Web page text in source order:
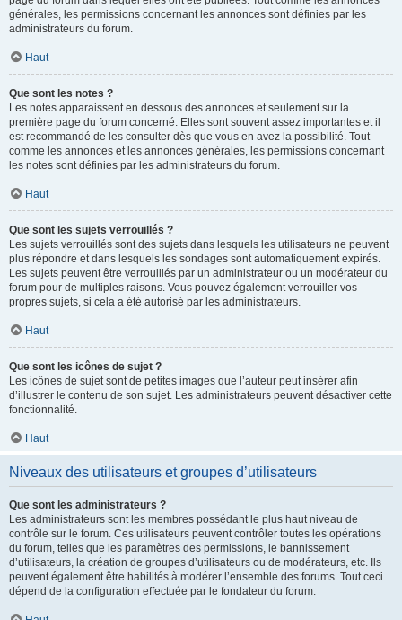
générales, les permissions concernant les annonces sont définies par les
administrateurs du forum.
Haut
Que sont les notes ?
Les notes apparaissent en dessous des annonces et seulement sur la
première page du forum concerné. Elles sont souvent assez importantes et il
est recommandé de les consulter dès que vous en avez la possibilité. Tout
comme les annonces et les annonces générales, les permissions concernant
les notes sont définies par les administrateurs du forum.
Haut
Que sont les sujets verrouillés ?
Les sujets verrouillés sont des sujets dans lesquels les utilisateurs ne peuvent
plus répondre et dans lesquels les sondages sont automatiquement expirés.
Les sujets peuvent être verrouillés par un administrateur ou un modérateur du
forum pour de multiples raisons. Vous pouvez également verrouiller vos
propres sujets, si cela a été autorisé par les administrateurs.
Haut
Que sont les icônes de sujet ?
Les icônes de sujet sont de petites images que l’auteur peut insérer afin
d’illustrer le contenu de son sujet. Les administrateurs peuvent désactiver cette
fonctionnalité.
Haut
Niveaux des utilisateurs et groupes d’utilisateurs
Que sont les administrateurs ?
Les administrateurs sont les membres possédant le plus haut niveau de
contrôle sur le forum. Ces utilisateurs peuvent contrôler toutes les opérations
du forum, telles que les paramètres des permissions, le bannissement
d’utilisateurs, la création de groupes d’utilisateurs ou de modérateurs, etc. Ils
peuvent également être habilités à modérer l’ensemble des forums. Tout ceci
dépend de la configuration effectuée par le fondateur du forum.